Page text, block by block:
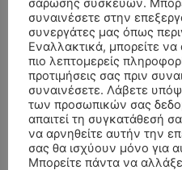
ΣΥΛΛΥΠΗΤΗΡΙΑ ΜΗΝΥΜΑΤΑ
Αλέξανδρος ΣέρβοςεπίΚΗΔΕΙΑ –
ΧΑΡΑΛΑΜΠΟΣ ΚΑΥΚΙΑΣ ΕΤΩΝ 57
ΧΡΙΣΤΙΝΑεπίΚΗΔΕΙΑ – ΤΡΙΤΗ 4/
ΕΤΩΝ 58
σάρωσης συσκευών.
συναινέσετε στην
συνεργάτες μας όπως
Εναλλακτικά, μπορείτε
πιο λεπτομερείς
προτιμήσεις σας πριν
συναινέσετε. Λάβετε
των προσωπικών σας
απαιτεί τη συγκατάθεσή
να αρνηθείτε αυτήν την
σας θα ισχύουν μόνο για
Μπορείτε πάντα να